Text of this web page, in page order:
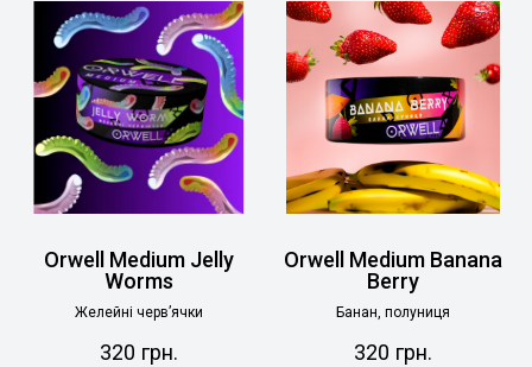
Orwell Medium Jelly
Worms
Желейні червʼячки
320 грн.
Orwell Medium Banana
Berry
Банан, полуниця
320 грн.